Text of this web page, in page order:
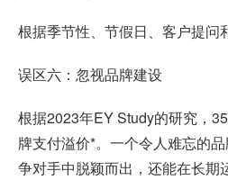
根据季节性、节假日、客户提问
误区六：忽视品牌建设
根据2023年EY Study的研究，
牌支付溢价*。一个令人难忘的
争对手中脱颖而出，还能在长期